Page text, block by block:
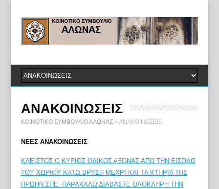
ΑΝΑΚΟΙΝΩΣΕΙΣ
ΚΟΙΝΟΤΙΚΟ ΣΥΜΒΟΥΛΙΟ ΑΛΩΝΑΣ>ΑΝΑΚΟΙΝΩΣΕΙΣ
ΝΕΕΣ ΑΝΑΚΟΙΝΩΣΕΙΣ
ΚΛΕΙΣΤΟΣ Ο ΚΥΡΙΟΣ ΟΔΙΚΟΣ ΑΞΟΝΑΣ ΑΠΟ ΤΗΝ ΕΙΣΟΔΟ
ΤΟΥ ΧΩΡΙΟΥ ΚΑΤΩ ΒΡΥΣΗ ΜΕΧΡΙ ΚΑΙ ΤΑ ΚΤΗΡΙΑ ΤΗΣ
ΠΡΩΗΝ ΣΠΕ. ΠΑΡΑΚΑΛΩ ΔΙΑΒΑΣΤΕ ΟΛΟΚΛΗΡΗ ΤΗΝ